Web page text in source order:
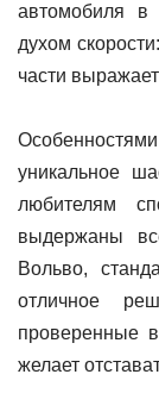
автомобиля в
духом
части
уникальное
любителям
выдержаны
Вольво,
отличное
проверенные
желает